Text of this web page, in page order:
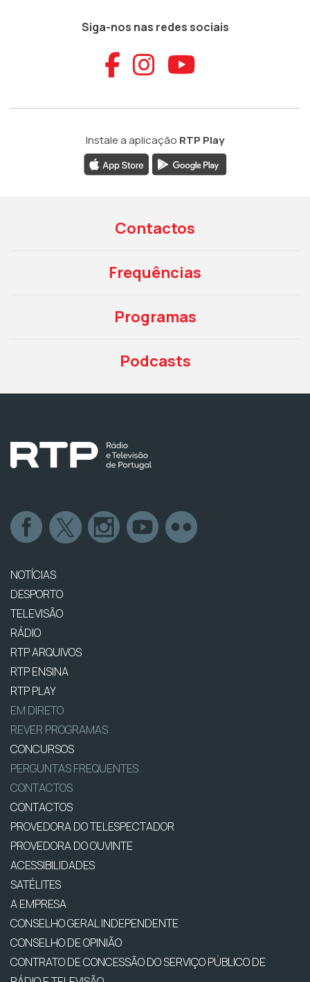
Siga-nos nas redes sociais
Aceder ao
Aceder ao
Aceder
Instale a aplicação RTP Play
Contactos
Frequências
Programas
Podcasts
NOTÍCIAS
DESPORTO
TELEVISÃO
RÁDIO
RTP ARQUIVOS
RTP ENSINA
RTP PLAY
EM DIRETO
REVER PROGRAMAS
CONCURSOS
PERGUNTAS FREQUENTES
CONTACTOS
CONTACTOS
PROVEDORA DO TELESPECTADOR
PROVEDORA DO OUVINTE
ACESSIBILIDADES
SATÉLITES
A EMPRESA
CONSELHO GERAL INDEPENDENTE
CONSELHO DE OPINIÃO
CONTRATO DE CONCESSÃO DO SERVIÇO PÚBLICO DE